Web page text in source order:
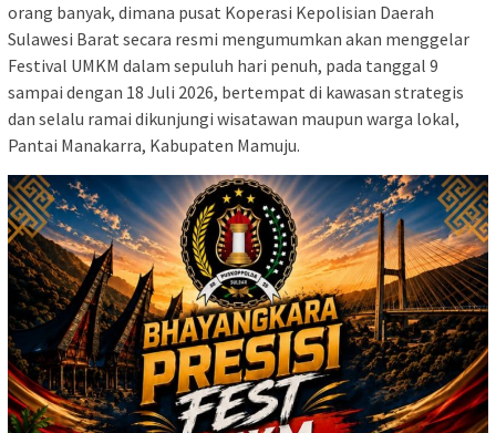
orang banyak, dimana pusat Koperasi Kepolisian Daerah
Sulawesi Barat secara resmi mengumumkan akan menggelar
Festival UMKM dalam sepuluh hari penuh, pada tanggal 9
sampai dengan 18 Juli 2026, bertempat di kawasan strategis
dan selalu ramai dikunjungi wisatawan maupun warga lokal,
Pantai Manakarra, Kabupaten Mamuju.